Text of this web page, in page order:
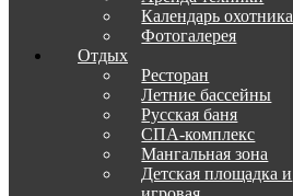
Календарь охотника
Фотогалерея
Отдых
Ресторан
Летние бассейны
Русская баня
СПА-комплекс
Мангальная зона
Детская площадка и